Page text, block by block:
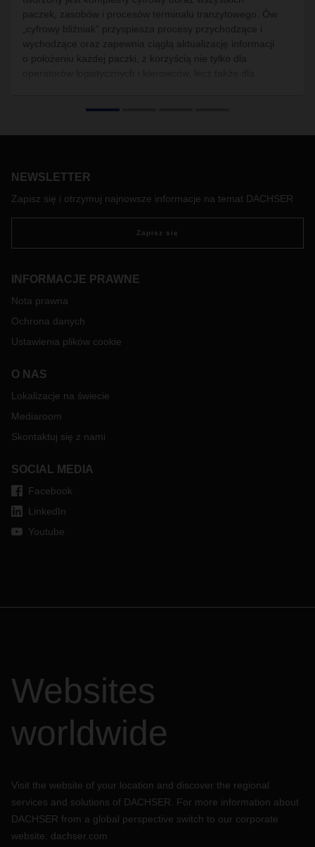
paczek, zasobów i procesów terminalu tranzytowego. Ów
„cyfrowy bliźniak” przyspiesza procesy przychodzące i
wychodzące oraz zapewnia ciągłą aktualizację informacji
o położeniu każdej paczki, z korzyścią nie tylko dla
NEWSLETTER
Zapisz się i otrzymuj najnowsze informacje na temat DACHSER
Zapisz się
INFORMACJE PRAWNE
Nota prawna
Ochrona danych
Ustawienia plików cookie
O NAS
Lokalizacje na świecie
Mediaroom
Skontaktuj się z nami
SOCIAL MEDIA
Facebook
LinkedIn
Youtube
Websites
worldwide
Visit the website of your location and discover the regional
services and solutions of DACHSER. For more information about
DACHSER from a global perspective switch to our corporate
website: dachser.com